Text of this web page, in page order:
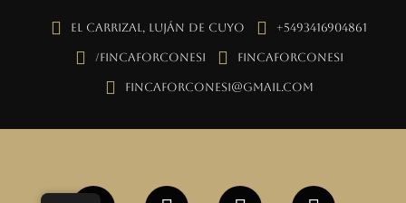
El Carrizal, Luján de Cuyo +5493416904861
/fincaforconesi fincaforconesi
fincaforconesi@gmail.com